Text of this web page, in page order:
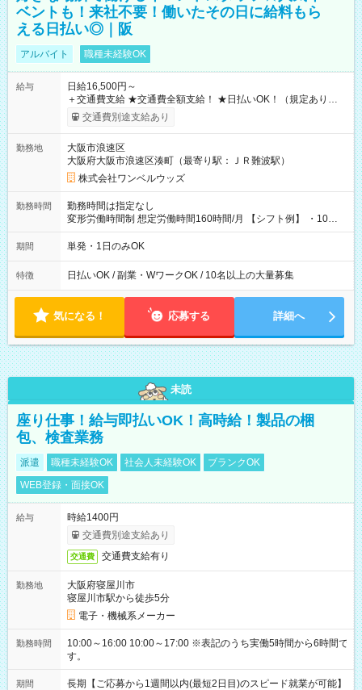
ベントも！来社不要！働いたその日に給料もら
える日払い◎｜阪
アルバイト 職種未経験OK
給与
日給16,500円～
＋交通費支給 ★交通費全額支給！ ★日払いOK！（規定あり） ┗
働いたその日に現金GET♪ お仕事後はコンビニATMから 日払
交通費別途支給あり
勤務地
大阪市浪速区
大阪府大阪市浪速区湊町（最寄り駅：ＪＲ難波駅）
株式会社ワンベルウッズ
勤務時間
勤務時間は指定なし
変形労働時間制 想定労働時間160時間/月 【シフト例】 ・10：
00～20：00
期間 単発・1日のみOK
特徴 日払いOK / 副業・WワークOK / 10名以上の大量募集
気になる！ 応募する 詳細へ
未読
座り仕事！給与即払いOK！高時給！製品の梱
包、検査業務
派遣 職種未経験OK 社会人未経験OK
ブランクOK
WEB登録・面接OK
給与
時給1400円
交通費別途支給あり
交通費 交通費支給有り
勤務地
大阪府寝屋川市
寝屋川市駅から徒歩5分
電子・機械系メーカー
勤務時間
10:00～16:00 10:00～17:00 ※表記のうち実働5時間から6時間で
す。
期間
長期【ご応募から1週間以内(最短2日目)のスピード就業が可能】